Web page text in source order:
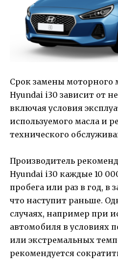
Срок замены моторного
Hyundai i30 зависит от
включая условия
используемого масла и
технического
Производитель
Hyundai i30 каждые 10
пробега или раз в год, в
что наступит раньше.
случаях, например при
автомобиля в условиях
или экстремальных
рекомендуется